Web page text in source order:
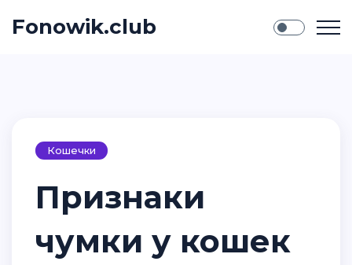
Fonowik.club
Кошечки
Признаки
чумки у кошек